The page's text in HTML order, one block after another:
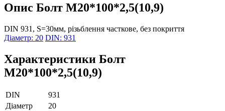
Опис Болт М20*100*2,5(10,9)
DIN 931, S=30мм, різьблення часткове, без покриття
Діаметр: 20 DIN: 931
Характеристики Болт
М20*100*2,5(10,9)
DIN
931
Діаметр
20